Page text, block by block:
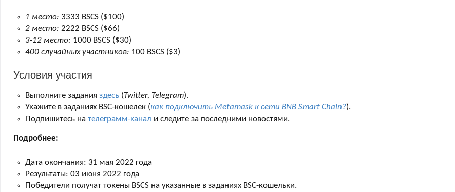
1 место: 3333 BSCS ($100)
2 место: 2222 BSCS ($66)
3-12 место: 1000 BSCS ($30)
400 случайных участников: 100 BSCS ($3)
Условия участия
Выполните задания здесь (Twitter, Telegram).
Укажите в заданиях BSC-кошелек (как подключить Metamask к сети BNB Smart Chain?).
Подпишитесь на телеграмм-канал и следите за последними новостями.
Подробнее:
Дата окончания: 31 мая 2022 года
Результаты: 03 июня 2022 года
Победители получат токены BSCS на указанные в заданиях BSC-кошельки.